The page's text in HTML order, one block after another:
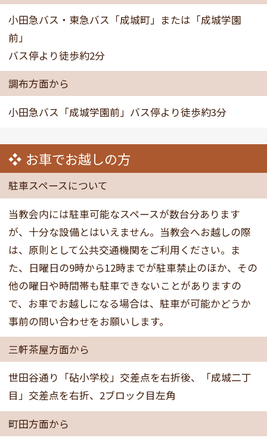
小田急バス・東急バス「成城町」または「成城学園
前」
バス停より徒歩約2分
調布方面から
小田急バス「成城学園前」バス停より徒歩約3分
お車でお越しの方
駐車スペースについて
当教会内には駐車可能なスペースが数台分あります
が、十分な設備とはいえません。当教会へお越しの際
は、原則として公共交通機関をご利用ください。ま
た、日曜日の9時から12時までが駐車禁止のほか、その
他の曜日や時間帯も駐車できないことがありますの
で、お車でお越しになる場合は、駐車が可能かどうか
事前の問い合わせをお願いします。
三軒茶屋方面から
世田谷通り「砧小学校」交差点を右折後、「成城二丁
目」交差点を右折、2ブロック目左角
町田方面から